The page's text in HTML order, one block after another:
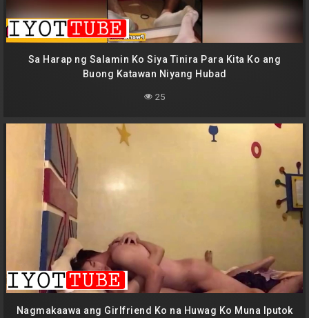
Sa Harap ng Salamin Ko Siya Tinira Para Kita Ko ang
Buong Katawan Niyang Hubad
25
Nagmakaawa ang Girlfriend Ko na Huwag Ko Muna Iputok